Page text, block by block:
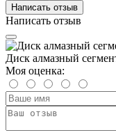
Написать отзыв
Написать отзыв
Диск алмазный
Моя оценка: